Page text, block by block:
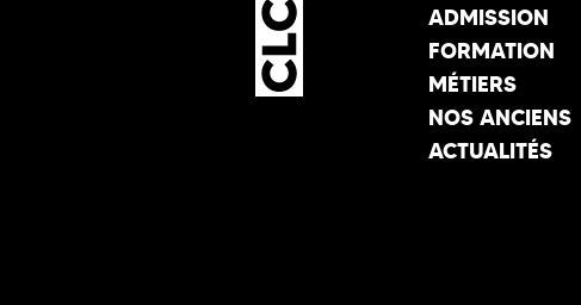
ADMISSION
FORMATION
MÉTIERS
NOS ANCIENS
ACTUALITÉS